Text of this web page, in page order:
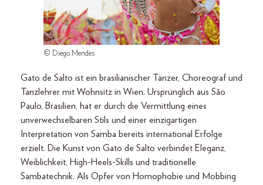
© Diego Mendes
Gato de Salto ist ein brasilianischer Tänzer, Choreograf und
Tanzlehrer mit Wohnsitz in Wien. Ursprünglich aus São
Paulo, Brasilien, hat er durch die Vermittlung eines
unverwechselbaren Stils und einer einzigartigen
Interpretation von Samba bereits international Erfolge
erzielt. Die Kunst von Gato de Salto verbindet Eleganz,
Weiblichkeit, High-Heels-Skills und traditionelle
Sambatechnik. Als Opfer von Homophobie und Mobbing